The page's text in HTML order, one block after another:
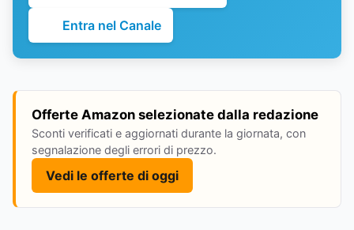
Entra nel Canale
Offerte Amazon selezionate dalla redazione
Sconti verificati e aggiornati durante la giornata, con
segnalazione degli errori di prezzo.
Vedi le offerte di oggi